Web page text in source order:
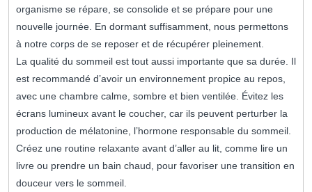
organisme se répare, se consolide et se prépare pour une
nouvelle journée. En dormant suffisamment, nous permettons
à notre corps de se reposer et de récupérer pleinement.
La qualité du sommeil est tout aussi importante que sa durée. Il
est recommandé d’avoir un environnement propice au repos,
avec une chambre calme, sombre et bien ventilée. Évitez les
écrans lumineux avant le coucher, car ils peuvent perturber la
production de mélatonine, l’hormone responsable du sommeil.
Créez une routine relaxante avant d’aller au lit, comme lire un
livre ou prendre un bain chaud, pour favoriser une transition en
douceur vers le sommeil.